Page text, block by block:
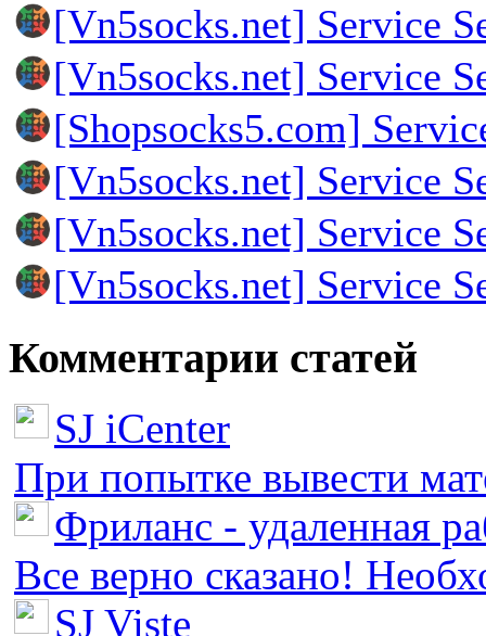
[Vn5socks.net] Service
[Vn5socks.net] Service
[Shopsocks5.com]
[Vn5socks.net] Service
[Vn5socks.net] Service
[Vn5socks.net] Service
Комментарии статей
SJ iCenter
При попытке вывести
Фриланс - удаленная
Все верно сказано!
SJ Viste